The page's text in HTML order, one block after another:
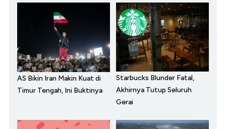
AS Bikin Iran Makin Kuat di
Timur Tengah, Ini Buktinya
Starbucks Blunder Fatal,
Akhirnya Tutup Seluruh
Gerai